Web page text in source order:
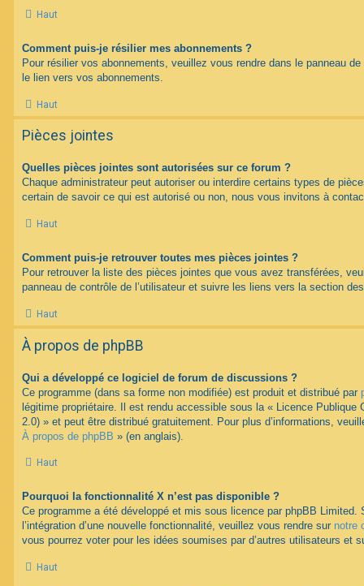
Haut
Comment puis-je résilier mes abonnements ?
Pour résilier vos abonnements, veuillez vous rendre dans le panneau
le lien vers vos abonnements.
Haut
Pièces jointes
Quelles pièces jointes sont autorisées sur ce forum ?
Chaque administrateur peut autoriser ou interdire certains types de
certain de savoir ce qui est autorisé ou non, nous vous invitons à
Haut
Comment puis-je retrouver toutes mes pièces jointes ?
Pour retrouver la liste des pièces jointes que vous avez transférées,
panneau de contrôle de l’utilisateur et suivre les liens vers la section
Haut
À propos de phpBB
Qui a développé ce logiciel de forum de discussions ?
Ce programme (dans sa forme non modifiée) est produit et distribué par
légitime propriétaire. Il est rendu accessible sous la « Licence Publique
2.0) » et peut être distribué gratuitement. Pour plus d’informations,
À propos de phpBB » (en anglais).
Haut
Pourquoi la fonctionnalité X n’est pas disponible ?
Ce programme a été développé et mis sous licence par phpBB Limited.
l’intégration d’une nouvelle fonctionnalité, veuillez vous rendre sur notre
vous pourrez voter pour les idées soumises par d’autres utilisateurs et
Haut